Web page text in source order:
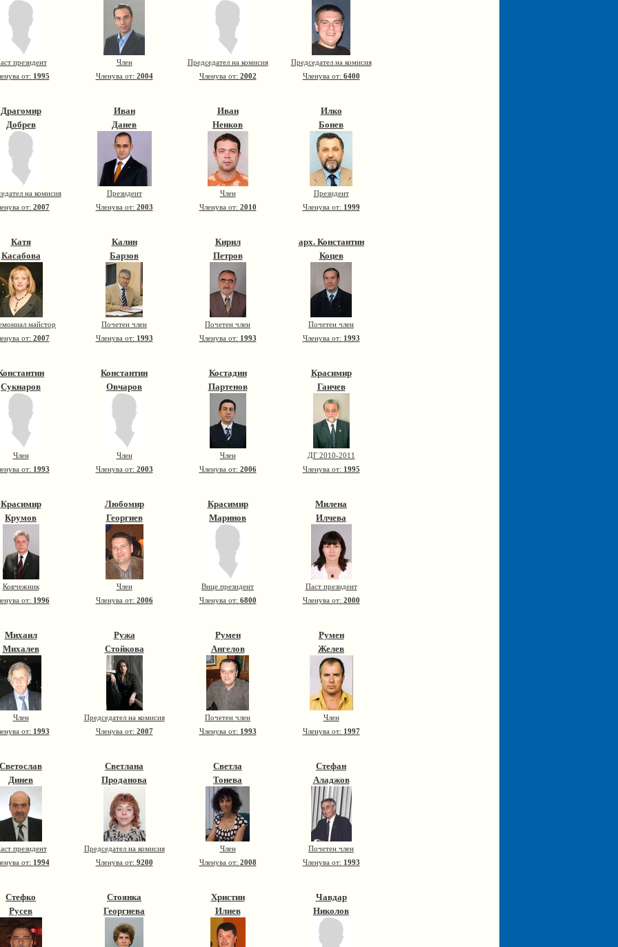
президент
от: 1995
Член
Членува от: 2004
Председател на комисия
Членува от: 2002
Председател на комисия
Членува от: 6400
Драгомир
Добрев
на комисия
от: 2007
Иван
Данев
Президент
Членува от: 2003
Иван
Ненков
Член
Членува от: 2010
Илко
Бонев
Президент
Членува от: 1999
Катя
Касабова
майстор
от: 2007
Калин
Барзов
Почетен член
Членува от: 1993
Кирил
Петров
Почетен член
Членува от: 1993
арх. Константин
Коцев
Почетен член
Членува от: 1993
Сукнаров
Член
от: 1993
Константин
Овчаров
Член
Членува от: 2003
Костадин
Партенов
Член
Членува от: 2006
Красимир
Ганчев
ДГ 2010-2011
Членува от: 1995
Красимир
Крумов
Ковчежник
от: 1996
Любомир
Георгиев
Член
Членува от: 2006
Красимир
Маринов
Вице президент
Членува от: 6800
Милена
Илчева
Паст президент
Членува от: 2000
Михаил
Михалев
Член
от: 1993
Ружа
Стойкова
Председател на комисия
Членува от: 2007
Румен
Ангелов
Почетен член
Членува от: 1993
Румен
Желев
Член
Членува от: 1997
Светослав
Динев
президент
от: 1994
Светлана
Проданова
Председател на комисия
Членува от: 9200
Светла
Тонева
Член
Членува от: 2008
Стефан
Аладжов
Почетен член
Членува от: 1993
Стефко
Русев
Стоянка
Георгиева
Христин
Илиев
Чавдар
Николов